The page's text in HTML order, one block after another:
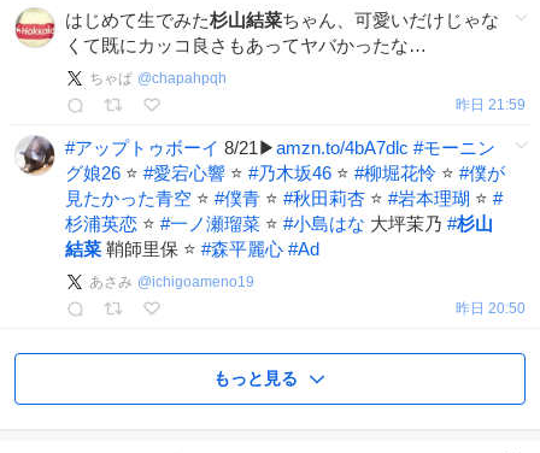
はじめて生でみた杉山結菜ちゃん、可愛いだけじゃな
くて既にカッコ良さもあってヤバかったな…
ちゃぱ @chapahpqh
昨日 21:59
#アップトゥボーイ 8/21▶amzn.to/4bA7dlc #モーニン
グ娘26 ⭐ #愛宕心響 ⭐ #乃木坂46 ⭐ #柳堀花怜 ⭐ #僕が
見たかった青空 ⭐ #僕青 ⭐ #秋田莉杏 ⭐ #岩本理瑚 ⭐ #
杉浦英恋 ⭐ #一ノ瀬瑠菜 ⭐ #小島はな 大坪茉乃 #杉山
結菜 鞘師里保 ⭐ #森平麗心 #Ad
あさみ @ichigoameno19
昨日 20:50
もっと見る